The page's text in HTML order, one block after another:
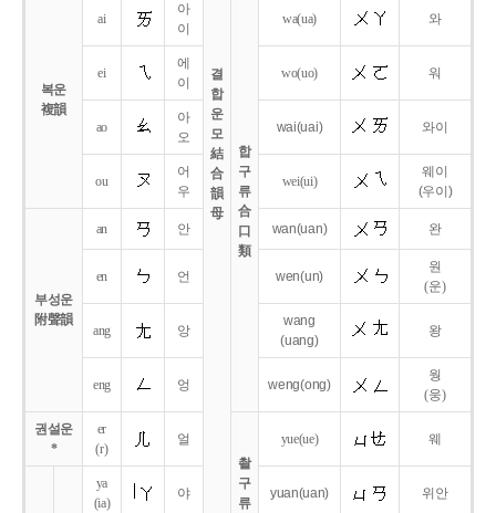
결
합
운
모
結
合
韻
母
복운
複韻
ai
아
이
합
구
류
合
口
類
wa(ua) 와
ei
에
이
wo(uo) 워
ao
아
오
wai(uai) 와이
ou
어
우
wei(ui)
웨이
(우이)
부성운
附聲韻
an 안 wan(uan) 완
en 언 wen(un)
원
(운)
ang 앙
wang
(uang)
왕
eng 엉 weng(ong)
웡
(웅)
권설운
*
er
(r)
얼
촬
구
류
yue(ue) 웨
ya
(ia)
야 yuan(uan) 위안